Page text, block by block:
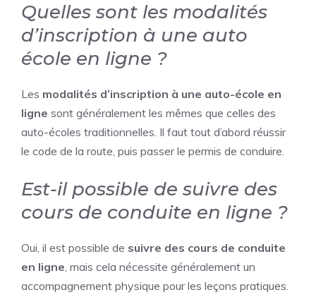
Quelles sont les modalités
d’inscription à une auto
école en ligne ?
Les modalités d’inscription à une auto-école en
ligne sont généralement les mêmes que celles des
auto-écoles traditionnelles. Il faut tout d’abord réussir
le code de la route, puis passer le permis de conduire.
Est-il possible de suivre des
cours de conduite en ligne ?
Oui, il est possible de suivre des cours de conduite
en ligne, mais cela nécessite généralement un
accompagnement physique pour les leçons pratiques.